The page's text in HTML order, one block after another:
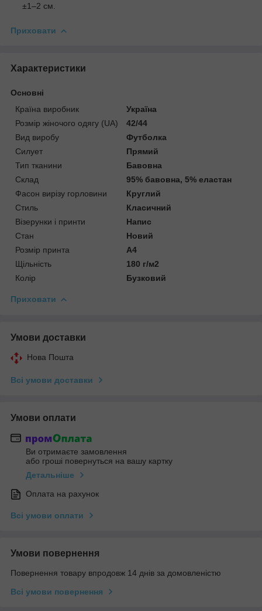
±1–2 см.
Приховати
Характеристики
Основні
Країна виробник
Україна
Розмір жіночого одягу (UA)
42/44
Вид виробу
Футболка
Силует
Прямий
Тип тканини
Бавовна
Склад
95% бавовна, 5% еластан
Фасон вирізу горловини
Круглий
Стиль
Класичний
Візерунки і принти
Напис
Стан
Новий
Розмір принта
А4
Щільність
180 г/м2
Колір
Бузковий
Приховати
Умови доставки
Нова Пошта
Всі умови доставки
Умови оплати
Ви отримаєте замовлення
або гроші повернуться на вашу картку
Детальніше
Оплата на рахунок
Всі умови оплати
Умови повернення
Повернення товару впродовж 14 днів за домовленістю
Всі умови повернення